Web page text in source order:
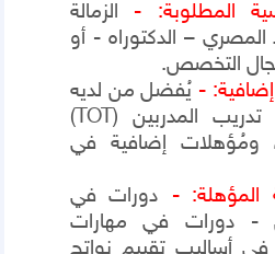
المطلوبة: - الزمالة
المصري – الدكتوراه - أو
التخصص.
- يُفضل من لديه
المدربين ( TOT
)
ومُؤهلات إضافية في
المؤهلة: - دورات في
- دورات في مهارات